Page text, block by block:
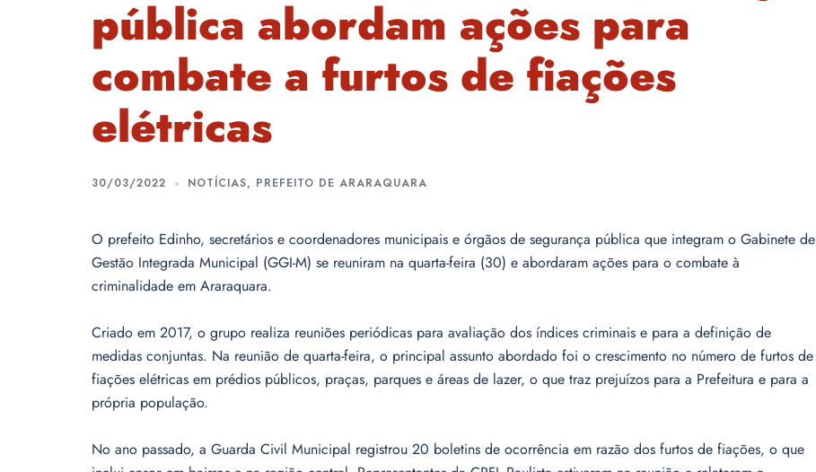
pública abordam ações para
combate a furtos de fiações
elétricas
30/03/2022 NOTÍCIAS, PREFEITO DE ARARAQUARA
O prefeito Edinho, secretários e coordenadores municipais e órgãos de segurança pública que integram o Gabinete de
Gestão Integrada Municipal (GGI-M) se reuniram na quarta-feira (30) e abordaram ações para o combate à
criminalidade em Araraquara.
Criado em 2017, o grupo realiza reuniões periódicas para avaliação dos índices criminais e para a definição de
medidas conjuntas. Na reunião de quarta-feira, o principal assunto abordado foi o crescimento no número de furtos de
fiações elétricas em prédios públicos, praças, parques e áreas de lazer, o que traz prejuízos para a Prefeitura e para a
própria população.
No ano passado, a Guarda Civil Municipal registrou 20 boletins de ocorrência em razão dos furtos de fiações, o que